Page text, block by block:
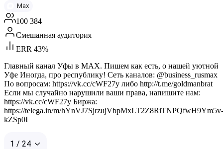
Max
100 384
Смешанная аудитория
ERR 43%
Главный канал Уфы в MAX. Пишем как есть, о нашей уютной
Уфе Иногда, про республику! Сеть каналов: @business_rusmax
По вопросам: https://vk.cc/cWF27y либо http://t.me/goldmanbrat
Если мы случайно нарушили ваши права, напишите нам:
https://vk.cc/cWF27y Биржа:
https://telega.in/m/hYnVJ7SjrzujVbpMxLT2Z8RiTNPQfwH9Ym5v-
kZSp0I
1 / 24